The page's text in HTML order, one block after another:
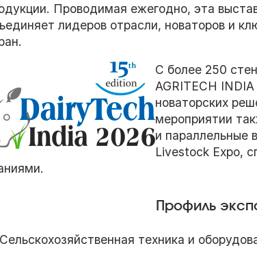
Проводимая ежегодно, эта
лидеров отрасли, новаторов и
С более 250
AGRITECH
новаторских
мероприятии
и параллельные
Livestock Expo,
Профиль
Сельскохозяйственная техника и